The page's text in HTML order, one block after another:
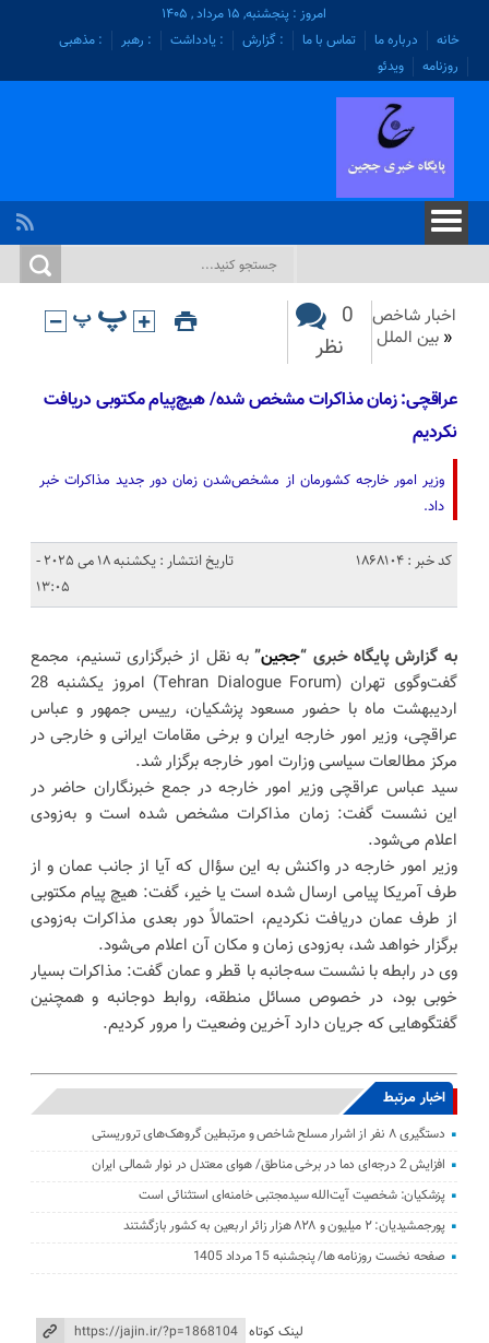
امروز : پنجشنبه, ۱۵ مرداد , ۱۴۰۵
خانه
درباره ما تماس با ما : گزارش : یادداشت : رهبر
: مذهبی
روزنامه
ویدئو
اخبار شاخص
« بین الملل
0
نظر
عراقچی: زمان مذاکرات مشخص شده/ هیچ‌پیام مکتوبی دریافت
نکردیم
وزیر امور خارجه کشورمان از مشخص‌شدن زمان دور جدید مذاکرات خبر
داد.
کد خبر : 1868104
تاریخ انتشار : یکشنبه 18 می 2025 -
13:05
به گزارش پایگاه خبری “ججین” به نقل از خبرگزاری تسنیم، مجمع
گفت‌وگوی تهران (Tehran Dialogue Forum) امروز یکشنبه 28
اردیبهشت ماه با حضور مسعود پزشکیان، رییس جمهور و عباس
عراقچی، وزیر امور خارجه ایران و برخی مقامات ایرانی و خارجی در
مرکز مطالعات سیاسی وزارت امور خارجه برگزار شد.
سید عباس عراقچی وزیر امور خارجه در جمع خبرنگاران حاضر در
این نشست گفت: زمان مذاکرات مشخص شده است و به‌زودی
اعلام می‌شود.
وزیر امور خارجه در واکنش به این سؤال که آیا از جانب عمان و از
طرف آمریکا پیامی ارسال شده است یا خیر، گفت: هیچ پیام مکتوبی
از طرف عمان دریافت نکردیم، احتمالاً دور بعدی مذاکرات به‌زودی
برگزار خواهد شد، به‌زودی زمان و مکان آن اعلام می‌شود.
وی در رابطه با نشست سه‌جانبه با قطر و عمان گفت: مذاکرات بسیار
خوبی بود، در خصوص مسائل منطقه، روابط دوجانبه و همچنین
گفتگوهایی که جریان دارد آخرین وضعیت را مرور کردیم.
اخبار مرتبط
دستگیری ۸ نفر از اشرار مسلح شاخص و مرتبطین گروهک‌های تروریستی
افزایش 2 درجه‌ای دما در برخی مناطق/ هوای معتدل در نوار شمالی ایران
پزشکیان: شخصیت آیت‌الله سیدمجتبی خامنه‌ای استثنائی است
پورجمشیدیان: ۲ میلیون و ۸۲۸ هزار زائر اربعین به کشور بازگشتند
صفحه نخست روزنامه ها/ پنجشنبه 15 مرداد 1405
لینک کوتاه